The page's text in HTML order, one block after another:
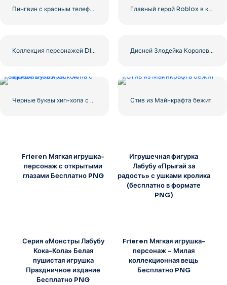
Пингвин с красным телефоном звонит Главный герой Roblox в красной рубашке с чашкой кофе
Коллекция персонажей Disney Evil Witches Бесплатная загрузка PNG Дисней Злодейка Королева Ведьм Гримхильда PNG – Скачать бесплатно
Черные буквы хип-хопа с аэрозольной краской Стив из Майнкрафта бежит
Frieren Мягкая игрушка-
персонаж с открытыми
глазами Бесплатно PNG
Игрушечная фигурка
Лабубу «Прыгай за
радость» с ушками кролика
(бесплатно в формате
PNG)
Серия «Монстры Лабубу
Кока-Кола» Белая
пушистая игрушка
Праздничное издание
Бесплатно PNG
Frieren Мягкая игрушка-
персонаж – Милая
коллекционная вещь
Бесплатно PNG